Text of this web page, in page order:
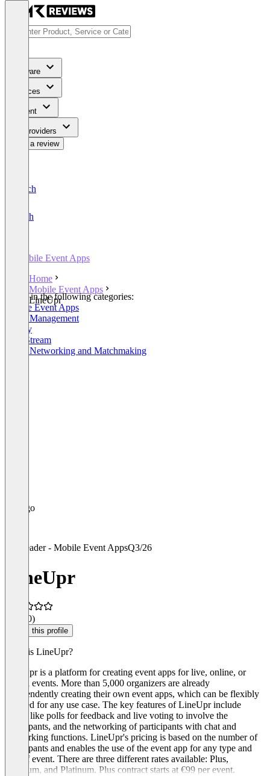
Software
Services
Content
For Providers
Write a review
Deutsch
English
Mobile Event Apps
Home
Mobile Event Apps
LineUpr
Listed in the following categories:
Mobile Event Apps
Event Management
Survey
Live Stream
Event Networking and Matchmaking
Leader - Mobile Event AppsQ3/26
LineUpr
(30)
Claim this profile
What is LineUpr?
LineUpr is a platform for creating event apps for live, online, or
hybrid events. More than 5,000 organizers are already
independently creating their own event apps, which can be flexibly
adapted for any use case. The key features of LineUpr include
things like polls for feedback and live voting to involve the
participants, and the networking of participants with chat and
networking functions. LineUpr's pricing is based on the number of
participants and enables the use of the event app for any type and
size of event. There are three different rates available: Plus,
Premium, and Platinum. Plus contract starts at €99 per event.